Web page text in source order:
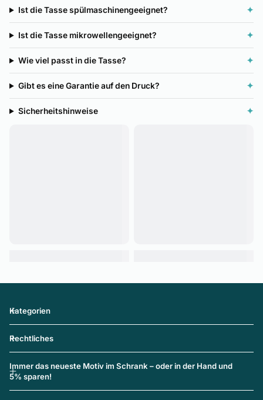
Ist die Tasse spülmaschinengeeignet? ✦
Ist die Tasse mikrowellengeeignet? ✦
Wie viel passt in die Tasse? ✦
Gibt es eine Garantie auf den Druck? ✦
Sicherheitshinweise ✦
Kategorien
Rechtliches
Immer das neueste Motiv im Schrank – oder in der Hand und
5% sparen!